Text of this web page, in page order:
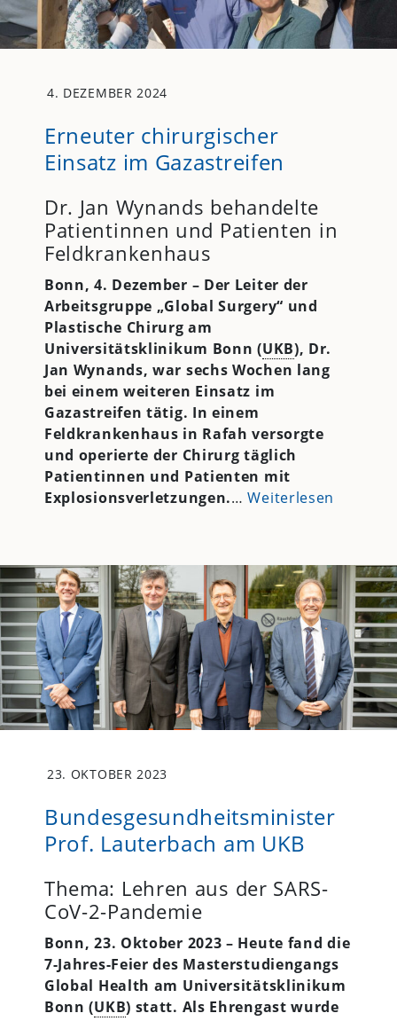
4. DEZEMBER 2024
Erneuter chirurgischer
Einsatz im Gazastreifen
Dr. Jan Wynands behandelte
Patientinnen und Patienten in
Feldkrankenhaus
Bonn, 4. Dezember – Der Leiter der
Arbeitsgruppe „Global Surgery“ und
Plastische Chirurg am
Universitätsklinikum Bonn (UKB), Dr.
Jan Wynands, war sechs Wochen lang
bei einem weiteren Einsatz im
Gazastreifen tätig. In einem
Feldkrankenhaus in Rafah versorgte
und operierte der Chirurg täglich
Patientinnen und Patienten mit
Explosionsverletzungen.…Weiterlesen
23. OKTOBER 2023
Bundesgesundheitsminister
Prof. Lauterbach am UKB
Thema: Lehren aus der SARS-
CoV-2-Pandemie
Bonn, 23. Oktober 2023 – Heute fand die
7-Jahres-Feier des Masterstudiengangs
Global Health am Universitätsklinikum
Bonn (UKB) statt. Als Ehrengast wurde